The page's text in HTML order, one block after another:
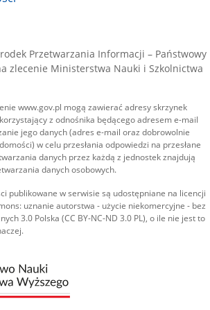
Przetwarzania Informacji – Państwowy
zlecenie Ministerstwa Nauki i Szkolnictwa
www.gov.pl mogą zawierać adresy skrzynek
z odnośnika będącego adresem e-mail
jego danych (adres e-mail oraz dobrowolnie
w celu przesłania odpowiedzi na przesłane
danych przez każdą z jednostek znajdują
danych osobowych.
publikowane w serwisie są udostępniane na licencji
uznanie autorstwa - użycie niekomercyjne - bez
3.0 Polska (CC BY-NC-ND 3.0 PL), o ile nie jest to